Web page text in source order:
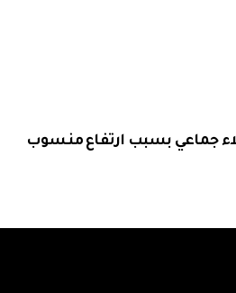
جماعي بسبب ارتفاع منسوب